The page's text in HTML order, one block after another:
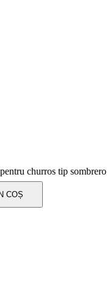
churros tip
COȘ